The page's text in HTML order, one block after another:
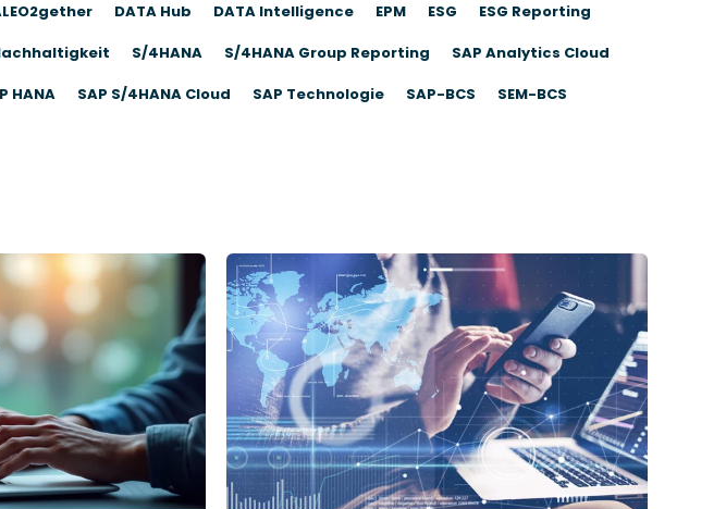
DATA Hub DATA Intelligence EPM ESG
ESG Reporting
S/4HANA S/4HANA Group Reporting
SAP Analytics Cloud
HANA SAP S/4HANA Cloud SAP Technologie SAP-BCS
SEM-BCS